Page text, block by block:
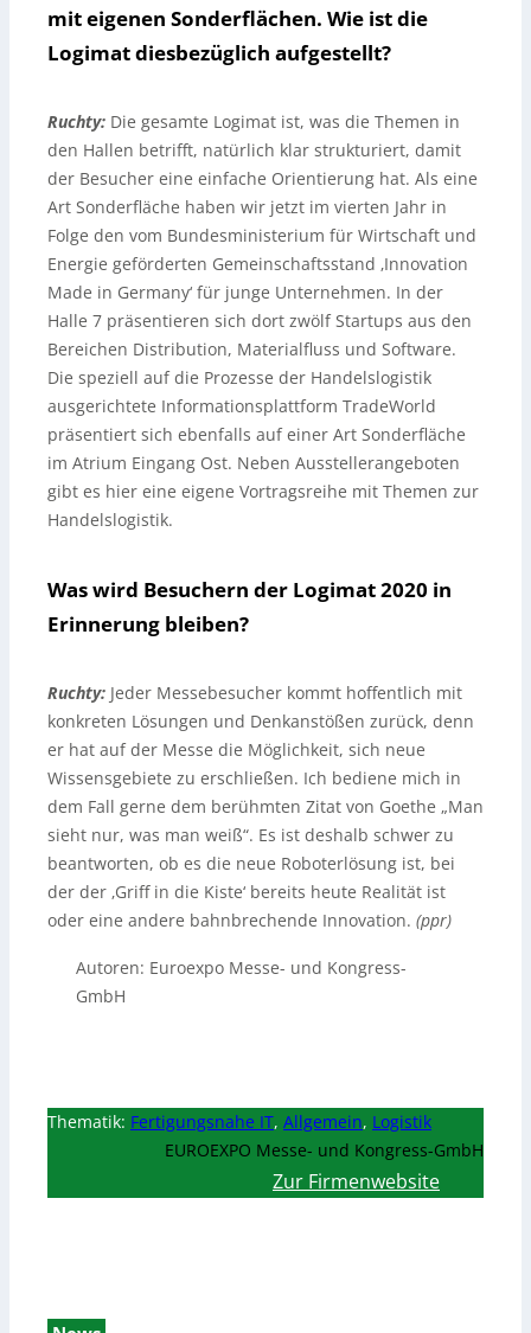
mit eigenen Sonderflächen. Wie ist die
Logimat diesbezüglich aufgestellt?
Ruchty: Die gesamte Logimat ist, was die Themen in
den Hallen betrifft, natürlich klar strukturiert, damit
der Besucher eine einfache Orientierung hat. Als eine
Art Sonderfläche haben wir jetzt im vierten Jahr in
Folge den vom Bundesministerium für Wirtschaft und
Energie geförderten Gemeinschaftsstand ‚Innovation
Made in Germany‘ für junge Unternehmen. In der
Halle 7 präsentieren sich dort zwölf Startups aus den
Bereichen Distribution, Materialfluss und Software.
Die speziell auf die Prozesse der Handelslogistik
ausgerichtete Informationsplattform TradeWorld
präsentiert sich ebenfalls auf einer Art Sonderfläche
im Atrium Eingang Ost. Neben Ausstellerangeboten
gibt es hier eine eigene Vortragsreihe mit Themen zur
Handelslogistik.
Was wird Besuchern der Logimat 2020 in
Erinnerung bleiben?
Ruchty: Jeder Messebesucher kommt hoffentlich mit
konkreten Lösungen und Denkanstößen zurück, denn
er hat auf der Messe die Möglichkeit, sich neue
Wissensgebiete zu erschließen. Ich bediene mich in
dem Fall gerne dem berühmten Zitat von Goethe „Man
sieht nur, was man weiß“. Es ist deshalb schwer zu
beantworten, ob es die neue Roboterlösung ist, bei
der der ‚Griff in die Kiste‘ bereits heute Realität ist
oder eine andere bahnbrechende Innovation. (ppr)
Autoren: Euroexpo Messe- und Kongress-
GmbH
Thematik: Fertigungsnahe IT, Allgemein, Logistik
EUROEXPO Messe- und Kongress-GmbH
Zur Firmenwebsite